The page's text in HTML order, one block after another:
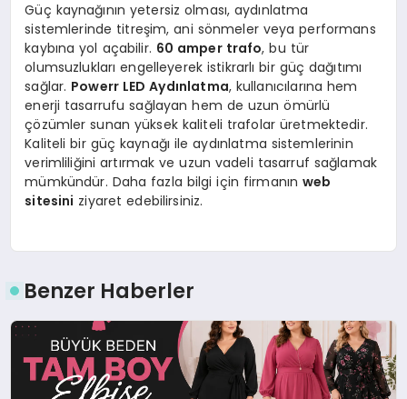
Güç kaynağının yetersiz olması, aydınlatma
sistemlerinde titreşim, ani sönmeler veya performans
kaybına yol açabilir. 60 amper trafo, bu tür
olumsuzlukları engelleyerek istikrarlı bir güç dağıtımı
sağlar. Powerr LED Aydınlatma, kullanıcılarına hem
enerji tasarrufu sağlayan hem de uzun ömürlü
çözümler sunan yüksek kaliteli trafolar üretmektedir.
Kaliteli bir güç kaynağı ile aydınlatma sistemlerinin
verimliliğini artırmak ve uzun vadeli tasarruf sağlamak
mümkündür. Daha fazla bilgi için firmanınweb
sitesini ziyaret edebilirsiniz.
Benzer Haberler